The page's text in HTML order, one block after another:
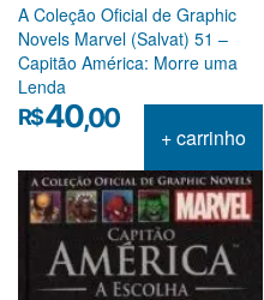
A Coleção Oficial de Graphic
Novels Marvel (Salvat) 51 –
Capitão América: Morre uma
Lenda
R$40,00
+ carrinho